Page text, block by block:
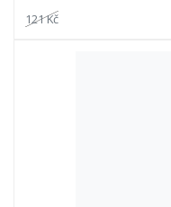
121 Kč